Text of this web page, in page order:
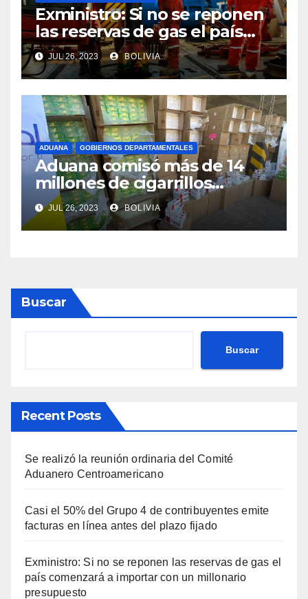
Exministro: Si no se reponen
las reservas de gas el país
comenzará a importar con un
millonario presupuesto
JUL 26, 2023 BOLIVIA
ADUANA GOBIERNOS DEPARTAMENTALES
Aduana comisó más de 14
millones de cigarrillos
valuados en Bs 700.000
JUL 26, 2023 BOLIVIA
Buscar
Buscar
Recent Posts
Se realizó la reunión ordinaria del Comité
Aduanero Centroamericano
Casi el 50% del Grupo 4 de contribuyentes emite
facturas en línea antes del plazo fijado
Exministro: Si no se reponen las reservas de gas el
país comenzará a importar con un millonario
presupuesto